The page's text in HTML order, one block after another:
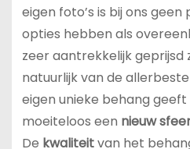
eigen foto’s is bij ons
opties hebben als
zeer aantrekkelijk geprijsd
natuurlijk van de
eigen unieke behang
moeiteloos een nieuw
De kwaliteitvan het